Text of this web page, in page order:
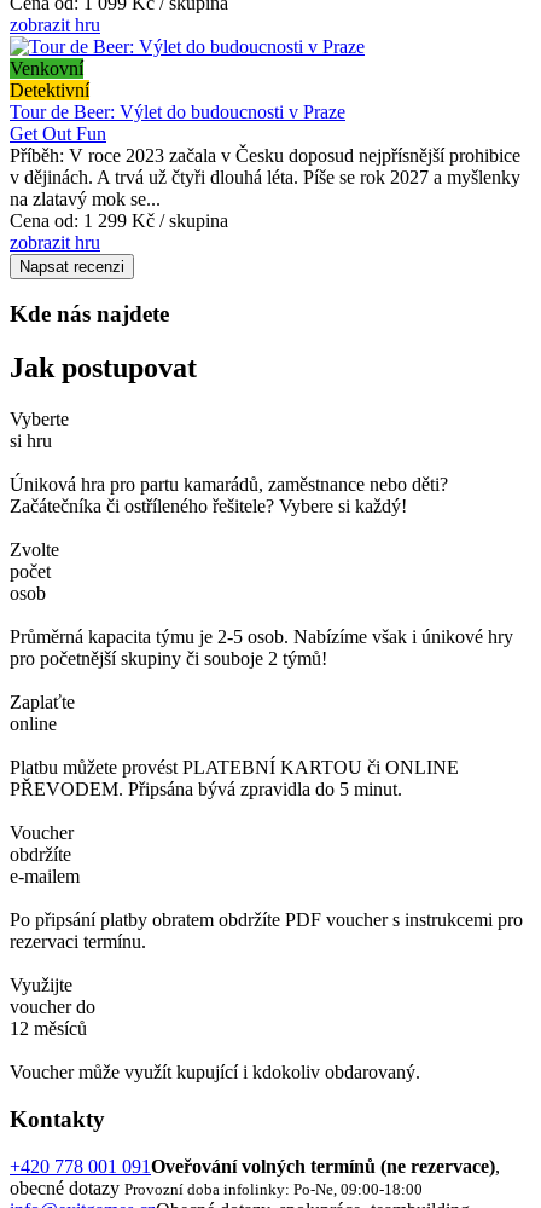
zobrazit hru
Venkovní
Detektivní
Tour de Beer: Výlet do budoucnosti v Praze
Get Out Fun
Příběh: V roce 2023 začala v Česku doposud nejpřísnější prohibice
v dějinách. A trvá už čtyři dlouhá léta. Píše se rok 2027 a myšlenky
na zlatavý mok se...
Cena od: 1 299 Kč / skupina
zobrazit hru
Napsat recenzi
Kde nás najdete
Jak postupovat
Vyberte
si hru
Úniková hra pro partu kamarádů, zaměstnance nebo děti?
Začátečníka či ostříleného řešitele? Vybere si každý!
Zvolte
počet
osob
Průměrná kapacita týmu je 2-5 osob. Nabízíme však i únikové hry
pro početnější skupiny či souboje 2 týmů!
Zaplaťte
online
Platbu můžete provést PLATEBNÍ KARTOU či ONLINE
PŘEVODEM. Připsána bývá zpravidla do 5 minut.
Voucher
obdržíte
e-mailem
Po připsání platby obratem obdržíte PDF voucher s instrukcemi pro
rezervaci termínu.
Využijte
voucher do
12 měsíců
Voucher může využít kupující i kdokoliv obdarovaný.
Kontakty
+420 778 001 091Oveřování volných termínů (ne rezervace),
obecné dotazy Provozní doba infolinky: Po-Ne, 09:00-18:00